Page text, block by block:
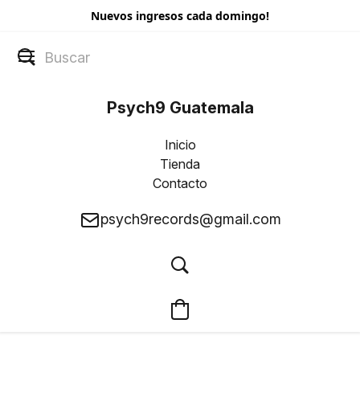
Nuevos ingresos cada domingo!
Psych9 Guatemala
Inicio
Tienda
Contacto
psych9records@gmail.com